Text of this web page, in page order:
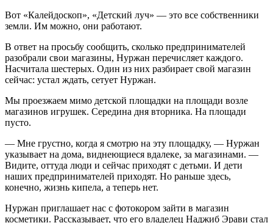
Вот «Калейдоскоп», «Детский луч» — это все собственники
земли. Им можно, они работают.
В ответ на просьбу сообщить, сколько предпринимателей
разобрали свои магазины, Нуржан перечисляет каждого.
Насчитала шестерых. Один из них разбирает свой магазин
сейчас: устал ждать, сетует Нуржан.
Мы проезжаем мимо детской площадки на площади возле
магазинов игрушек. Середина дня вторника. На площади
пусто.
― Мне грустно, когда я смотрю на эту площадку, — Нуржан
указывает на дома, виднеющиеся вдалеке, за магазинами. —
Видите, оттуда люди и сейчас приходят с детьми. И дети
наших предпринимателей приходят. Но раньше здесь,
конечно, жизнь кипела, а теперь нет.
Нуржан приглашает нас с фотокором зайти в магазин
косметики. Рассказывает, что его владелец Наджиб Эрави стал